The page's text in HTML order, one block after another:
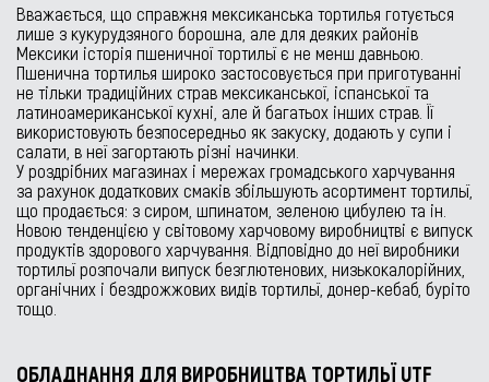
Вважається, що справжня мексиканська тортилья готується
лише з кукурудзяного борошна, але для деяких районів
Мексики історія пшеничної тортильї є не менш давньою.
Пшенична тортилья широко застосовується при приготуванні
не тільки традиційних страв мексиканської, іспанської та
латиноамериканської кухні, але й багатьох інших страв. Її
використовують безпосередньо як закуску, додають у супи і
салати, в неї загортають різні начинки.
У роздрібних магазинах і мережах громадського харчування
за рахунок додаткових смаків збільшують асортимент тортильї,
що продається: з сиром, шпинатом, зеленою цибулею та ін.
Новою тенденцією у світовому харчовому виробництві є випуск
продуктів здорового харчування. Відповідно до неї виробники
тортильї розпочали випуск безглютенових, низькокалорійних,
органічних і бездрожжових видів тортильї, донер-кебаб, буріто
тощо.
ОБЛАДНАННЯ ДЛЯ ВИРОБНИЦТВА ТОРТИЛЬЇ UTF